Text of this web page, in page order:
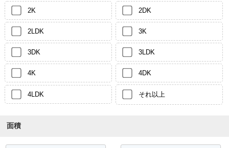
2K 2DK
2LDK 3K
3DK 3LDK
4K 4DK
4LDK それ以上
面積